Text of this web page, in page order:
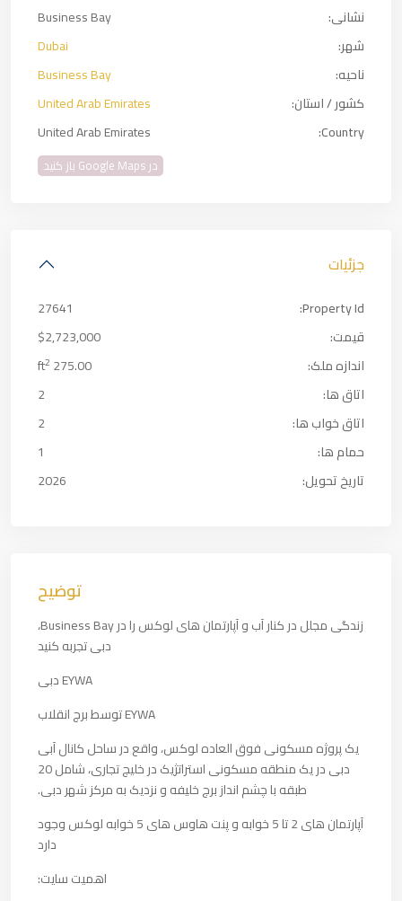
نشانی:
Business Bay
شهر:
Dubai
ناحیه:
Business Bay
کشور / استان:
United Arab Emirates
Country:
United Arab Emirates
در Google Maps باز کنید
جزئیات
Property Id:
27641
قیمت:
$2,723,000
اندازه ملک:
275.00 ft
2
اتاق ها:
2
اتاق خواب ها:
2
حمام ها:
1
تاریخ تحویل:
2026
توضیح
زندگی مجلل در کنار آب و آپارتمان های لوکس را در Business Bay،
دبی تجربه کنید
EYWA دبی
EYWA توسط برج انقلاب
یک پروژه مسکونی فوق العاده لوکس، واقع در ساحل کانال آبی
دبی در یک منطقه مسکونی استراتژیک در خلیج تجاری، شامل 20
طبقه با چشم انداز برج خلیفه و نزدیک به مرکز شهر دبی.
آپارتمان های 2 تا 5 خوابه و پنت هاوس های 5 خوابه لوکس وجود
دارد
اهمیت سایت: